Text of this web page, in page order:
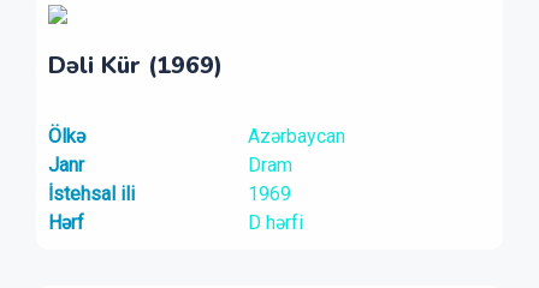
Dəli Kür (1969)
Ölkə
Azərbaycan
Janr
Dram
İstehsal ili
1969
Hərf
D hərfi